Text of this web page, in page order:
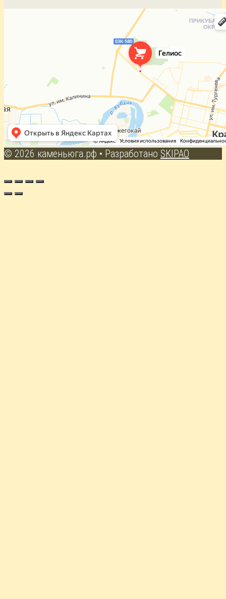
© 2026 каменьюга.рф • Разработано SKIPAO